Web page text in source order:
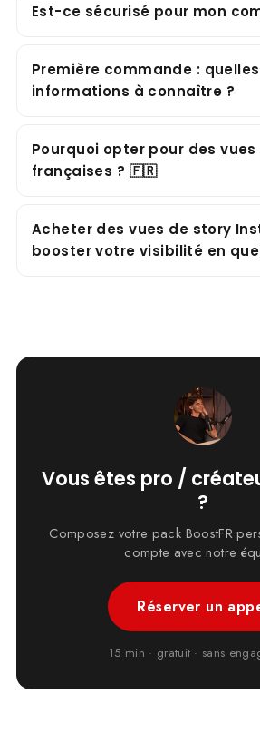
Est-ce sécurisé pour mon
Première commande :
informations à connaître ?
Pourquoi opter pour des
françaises ? 🇫🇷
Acheter des vues de story
booster votre visibilité en
Vous êtes pro /
?
Composez votre pack BoostFR
compte avec notre
Réserver un
15 min · gratuit · sans